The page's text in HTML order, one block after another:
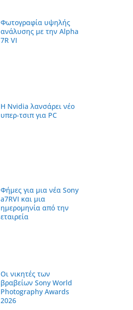
Φωτογραφία υψηλής
ανάλυσης με την Alpha
7R VI
Η Nvidia λανσάρει νέο
υπερ-τσιπ για PC
Φήμες για μια νέα Sony
a7RVI και μια
ημερομηνία από την
εταιρεία
Οι νικητές των
βραβείων Sony World
Photography Awards
2026